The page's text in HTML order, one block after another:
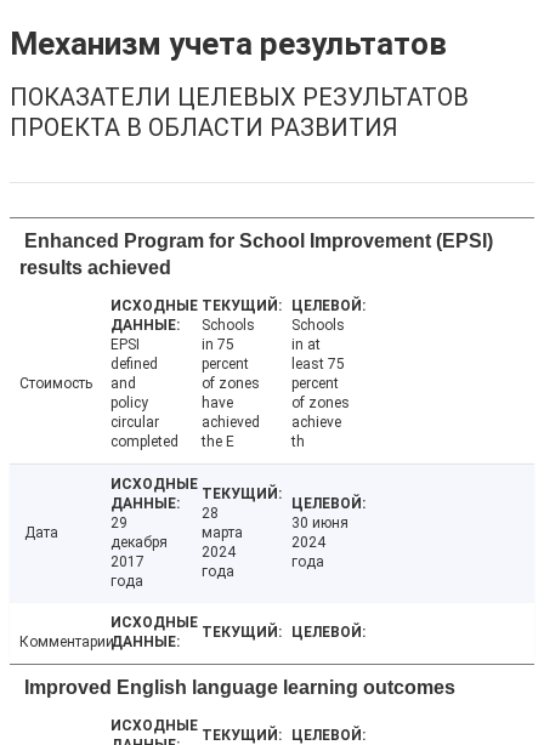
Механизм учета результатов
ПОКАЗАТЕЛИ ЦЕЛЕВЫХ РЕЗУЛЬТАТОВ
ПРОЕКТА В ОБЛАСТИ РАЗВИТИЯ
Enhanced Program for School Improvement (EPSI)
results achieved
Стоимость
EPSI
defined
and
policy
circular
completed
Schools
in 75
percent
of zones
have
achieved
the E
Schools
in at
least 75
percent
of zones
achieve
th
Дата
29
декабря
2017
года
28
марта
2024
года
30 июня
2024
года
Комментарии
Improved English language learning outcomes